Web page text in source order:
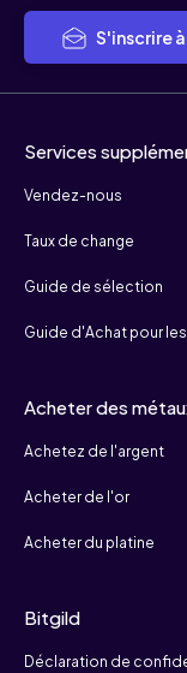
S'inscrire
Services
Vendez-nous
Taux de change
Guide de sélection
Guide d'Achat pour
Acheter des
Achetez de l'argent
Acheter de l'or
Acheter du platine
Bitgild
Déclaration de